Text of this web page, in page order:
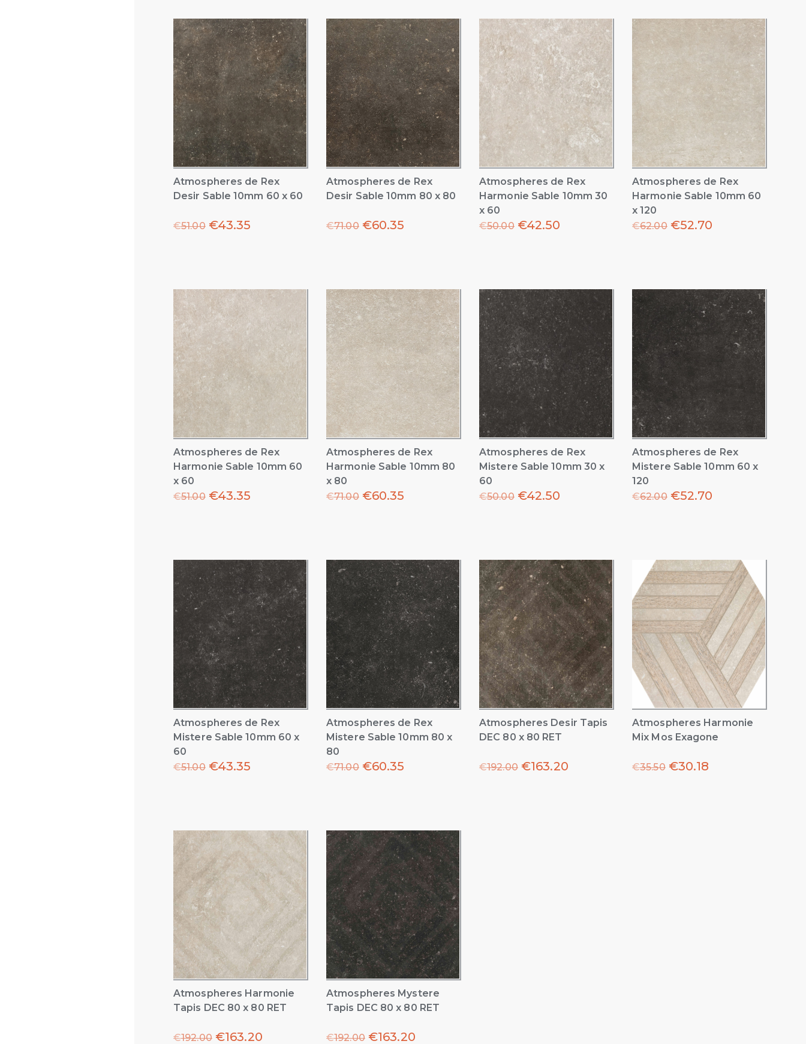
Atmospheres de Rex
Desir Sable 10mm 60 x 60
€51.00 €43.35
Atmospheres de Rex
Desir Sable 10mm 80 x 80
€71.00 €60.35
Atmospheres de Rex
Harmonie Sable 10mm 30
x 60
€50.00 €42.50
Atmospheres de Rex
Harmonie Sable 10mm 60
x 120
€62.00 €52.70
Atmospheres de Rex
Harmonie Sable 10mm 60
x 60
€51.00 €43.35
Atmospheres de Rex
Harmonie Sable 10mm 80
x 80
€71.00 €60.35
Atmospheres de Rex
Mistere Sable 10mm 30 x
60
€50.00 €42.50
Atmospheres de Rex
Mistere Sable 10mm 60 x
120
€62.00 €52.70
Atmospheres de Rex
Mistere Sable 10mm 60 x
60
€51.00 €43.35
Atmospheres de Rex
Mistere Sable 10mm 80 x
80
€71.00 €60.35
Atmospheres Desir Tapis
DEC 80 x 80 RET
€192.00 €163.20
Atmospheres Harmonie
Mix Mos Exagone
€35.50 €30.18
Atmospheres Harmonie
Tapis DEC 80 x 80 RET
€192.00 €163.20
Atmospheres Mystere
Tapis DEC 80 x 80 RET
€192.00 €163.20